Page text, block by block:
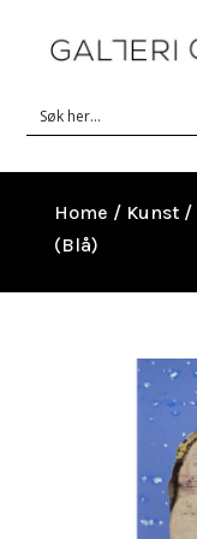
Home / Kunst/
(Blå)